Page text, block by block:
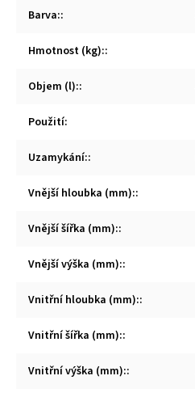
Barva::
Hmotnost (kg)::
Objem (l)::
Použití:
Uzamykání::
Vnější hloubka (mm)::
Vnější šířka (mm)::
Vnější výška (mm)::
Vnitřní hloubka (mm)::
Vnitřní šířka (mm)::
Vnitřní výška (mm)::